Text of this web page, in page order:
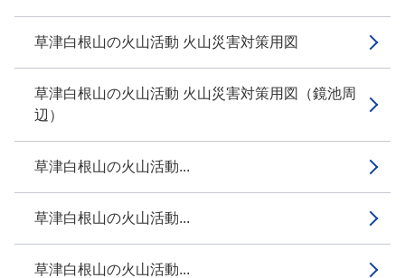
草津白根山の火山活動 火山災害対策用図
草津白根山の火山活動 火山災害対策用図（鏡池周
辺）
草津白根山の火山活動...
草津白根山の火山活動...
草津白根山の火山活動...